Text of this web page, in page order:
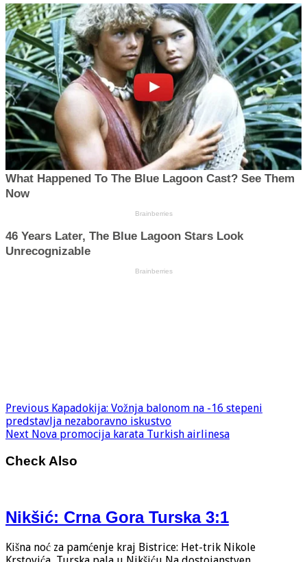
Previous Kapadokija: Vožnja balonom na -16 stepeni
predstavlja nezaboravno iskustvo
Next Nova promocija karata Turkish airlinesa
Check Also
Nikšić: Crna Gora Turska 3:1
Kišna noć za pamćenje kraj Bistrice: Het-trik Nikole